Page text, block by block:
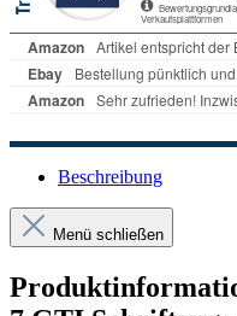
Beschreibung
Menü schließen